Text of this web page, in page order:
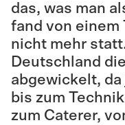
das, was man
fand von einem
nicht mehr
Deutschland
abgewickelt,
bis zum
zum Caterer,